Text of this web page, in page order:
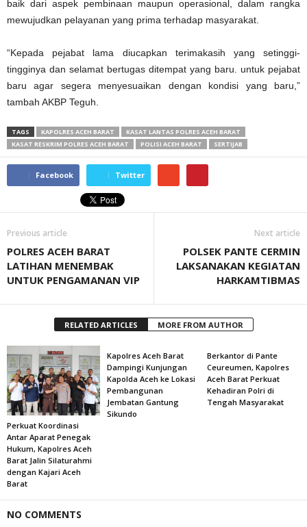
baik dari aspek pembinaan maupun operasional, dalam rangka
mewujudkan pelayanan yang prima terhadap masyarakat.
“Kepada pejabat lama diucapkan terimakasih yang setinggi-
tingginya dan selamat bertugas ditempat yang baru. untuk pejabat
baru agar segera menyesuaikan dengan kondisi yang baru,”
tambah AKBP Teguh.
TAGS KAPOLRES ACEH BARAT
KASAT LANTAS POLRES ACEH BARAT
KASAT RESKRIM POLRES ACEH BARAT
POLISI ACEH BARAT SERTIJAB
Facebook Twitter
Previous article
POLRES ACEH BARAT
LATIHAN MENEMBAK
UNTUK PENGAMANAN VIP
Next article
POLSEK PANTE CERMIN
LAKSANAKAN KEGIATAN
HARKAMTIBMAS
RELATED ARTICLES MORE FROM AUTHOR
Perkuat Koordinasi
Antar Aparat Penegak
Hukum, Kapolres Aceh
Barat Jalin Silaturahmi
dengan Kajari Aceh
Barat
Kapolres Aceh Barat
Dampingi Kunjungan
Kapolda Aceh ke Lokasi
Pembangunan
Jembatan Gantung
Sikundo
Berkantor di Pante
Ceureumen, Kapolres
Aceh Barat Perkuat
Kehadiran Polri di
Tengah Masyarakat
NO COMMENTS